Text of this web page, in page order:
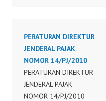
PERATURAN DIREKTUR
JENDERAL PAJAK
NOMOR 14/PJ/2010
PERATURAN DIREKTUR
JENDERAL PAJAK
NOMOR 14/PJ/2010